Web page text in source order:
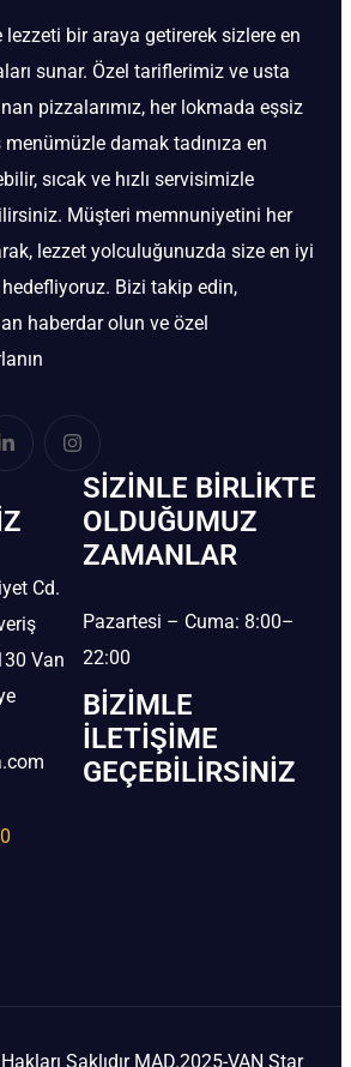
bir araya getirerek sizlere en
sunar. Özel tariflerimiz ve usta
pizzalarımız, her lokmada eşsiz
damak tadınıza en
sıcak ve hızlı servisimizle
Müşteri memnuniyetini her
lezzet yolculuğunuzda size en iyi
Bizi takip edin,
haberdar olun ve özel
Cd.
Van
SIZINLE BIRLIKTE
OLDUĞUMUZ
ZAMANLAR
Pazartesi – Cuma: 8:00–
22:00
BIZIMLE
İLETIŞIME
GEÇEBILIRSINIZ
Saklıdır MAD.2025-VAN Star